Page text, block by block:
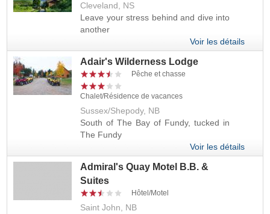
Cleveland, NS
Leave your stress behind and dive into
another
Voir les détails
Adair's Wilderness Lodge
Pêche et chasse
Chalet/Résidence de vacances
Sussex/Shepody, NB
South of The Bay of Fundy, tucked in
The Fundy
Voir les détails
Admiral's Quay Motel B.B. &
Suites
Hôtel/Motel
Saint John, NB